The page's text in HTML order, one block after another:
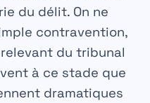
du délit. On ne
contravention,
du tribunal
à ce stade que
dramatiques